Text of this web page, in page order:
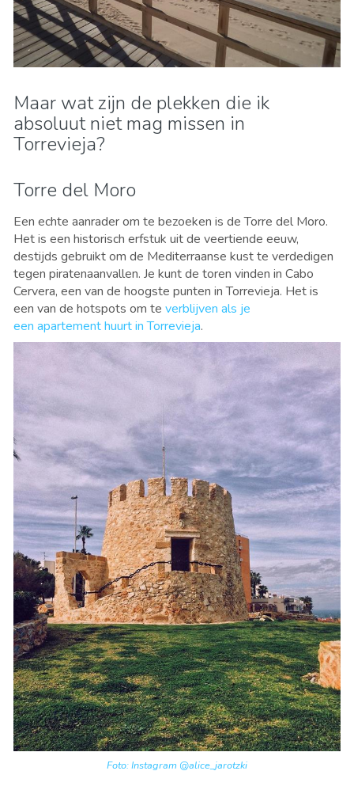
Maar wat zijn de plekken die ik
absoluut niet mag missen in
Torrevieja?
Torre del Moro
Een echte aanrader om te bezoeken is de Torre del Moro.
Het is een historisch erfstuk uit de veertiende eeuw,
destijds gebruikt om de Mediterraanse kust te verdedigen
tegen piratenaanvallen. Je kunt de toren vinden in Cabo
Cervera, een van de hoogste punten in Torrevieja. Het is
een van de hotspots om te verblijven als je
een apartement huurt in Torrevieja.
Foto: Instagram @alice_jarotzki